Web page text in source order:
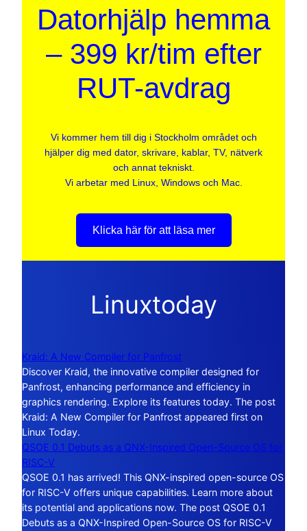
Datorhjälp hemma
– 399 kr/tim efter
RUT-avdrag
Vi kommer hem till dig i Stockholm området och
hjälper dig med dator, skrivare, kablar, TV, nätverk
och annat tekniskt.
Vi arbetar med Linux, Windows och Mac.
Klicka här för att läsa mer
Linuxtoday
Kraid: A New Compiler for Panfrost
Discover Kraid, the innovative compiler designed for
Panfrost, enhancing performance and efficiency in
graphics rendering. Explore its features today. The post
Kraid: A New Compiler for Panfrost appeared first on
Linux Today.
QSOE 0.1 Debuts as a QNX-Inspired Open-Source OS for
RISC-V
QSOE 0.1 has arrived! This QNX-inspired open-source OS
for RISC-V offers unique capabilities. Learn more about
its potential and applications now. The post QSOE 0.1
Debuts as a QNX-Inspired Open-Source OS for RISC-V